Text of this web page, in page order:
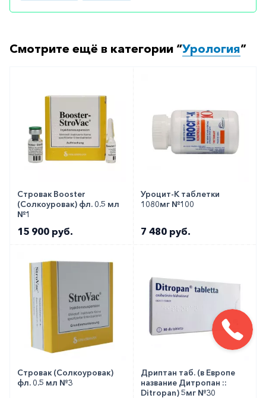
Смотрите ещё в категории “Урология”
Стровак Booster
(Солкоуровак) фл. 0.5 мл
№1
15 900 руб.
Уроцит-К таблетки
1080мг №100
7 480 руб.
Стровак (Солкоуровак)
фл. 0.5 мл №3
Дриптан таб. (в Европе
название Дитропан ::
Ditropan) 5мг №30